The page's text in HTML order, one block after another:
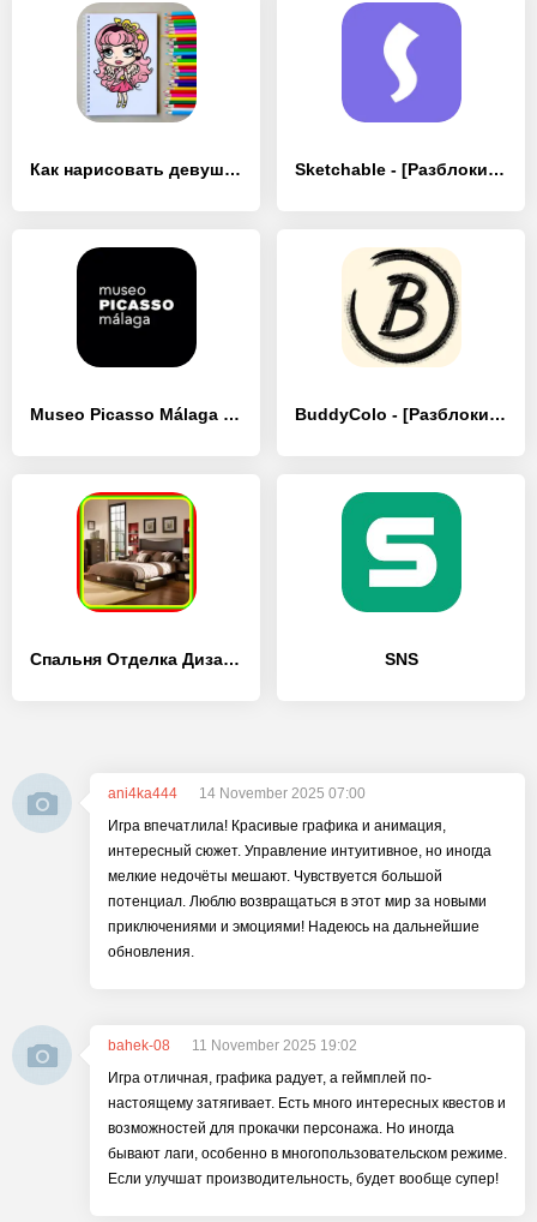
Как нарисовать девушку - [Разблокированная версия] Sketchable - [Разблокированная версия]
Museo Picasso Málaga - [Разблокированная версия] BuddyColo - [Разблокированная версия]
Спальня Отделка Дизайн - [Разблокированная версия] SNS
ani4ka444
14 November 2025 07:00
Игра впечатлила! Красивые графика и анимация,
интересный сюжет. Управление интуитивное, но иногда
мелкие недочёты мешают. Чувствуется большой
потенциал. Люблю возвращаться в этот мир за новыми
приключениями и эмоциями! Надеюсь на дальнейшие
обновления.
bahek-08
11 November 2025 19:02
Игра отличная, графика радует, а геймплей по-
настоящему затягивает. Есть много интересных квестов и
возможностей для прокачки персонажа. Но иногда
бывают лаги, особенно в многопользовательском режиме.
Если улучшат производительность, будет вообще супер!